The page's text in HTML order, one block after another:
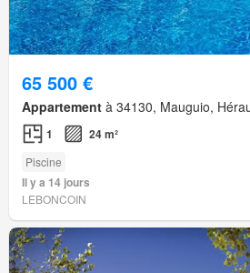
65 500 €
Appartement à 34130, Mauguio,
1 24 m²
Piscine
Il y a 14 jours
LEBONCOIN